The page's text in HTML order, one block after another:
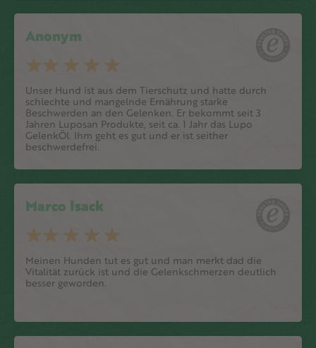
Anonym
Unser Hund ist aus dem Tierschutz und hatte durch
schlechte und mangelnde Ernährung starke
Beschwerden an den Gelenken. Er bekommt seit 3
Jahren Luposan Produkte, seit ca. 1 Jahr das Lupo
GelenkÖl. Ihm geht es gut und er ist seither
beschwerdefrei.
Marco Isack
Meinen Hunden tut es gut und man merkt dad die
Vitalität zurück ist und die Gelenkschmerzen deutlich
besser geworden.